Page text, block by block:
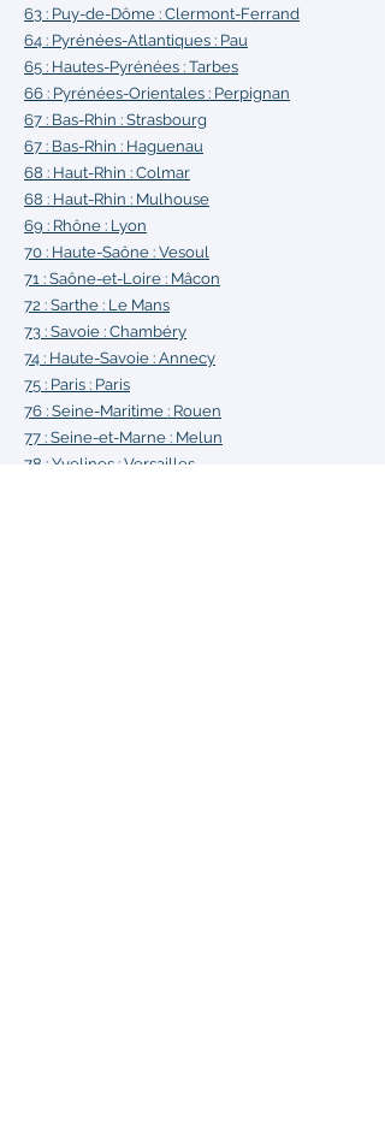
63 : Puy-de-Dôme : Clermont-Ferrand
64 : Pyrénées-Atlantiques : Pau
65 : Hautes-Pyrénées : Tarbes
66 : Pyrénées-Orientales : Perpignan
67 : Bas-Rhin : Strasbourg
67 : Bas-Rhin : Haguenau
68 : Haut-Rhin : Colmar
68 : Haut-Rhin : Mulhouse
69 : Rhône : Lyon
70 : Haute-Saône : Vesoul
71 : Saône-et-Loire : Mâcon
72 : Sarthe : Le Mans
73 : Savoie : Chambéry
74 : Haute-Savoie : Annecy
75 : Paris : Paris
76 : Seine-Maritime : Rouen
77 : Seine-et-Marne : Melun
78 : Yvelines : Versailles